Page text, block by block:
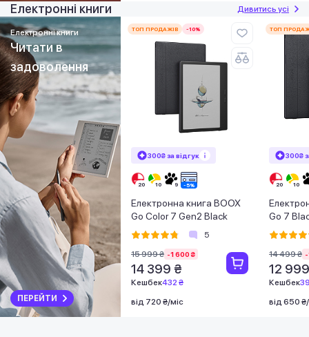
Електронні книги Дивитись усі
Електронні книги
Читати в
задоволення
ПЕРЕЙТИ
ТОП ПРОДАЖІВ -10%
300₴ за відгук
Електронна книга BOOX
Go Color 7 Gen2 Black
5
15 999 ₴ -1 600 ₴
14 399 ₴
Кешбек432 ₴
від 720 ₴/міс
ТОП
300₴
Go 7
14 499 ₴
12
Кешбек
від 650